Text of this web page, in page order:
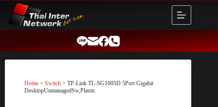
content
Home > Switch > TP-Link TL-SG1005D 5Port Gigabit
DesktopUnmanagedSw,Plastic